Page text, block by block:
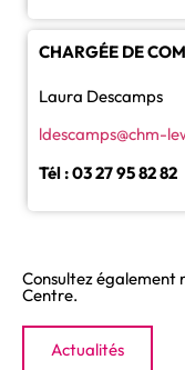
CHARGÉE DE
Laura Descamps
ldescamps@chm-
Tél : 03 27 95 82 82
Consultez également
Centre.
Actualités